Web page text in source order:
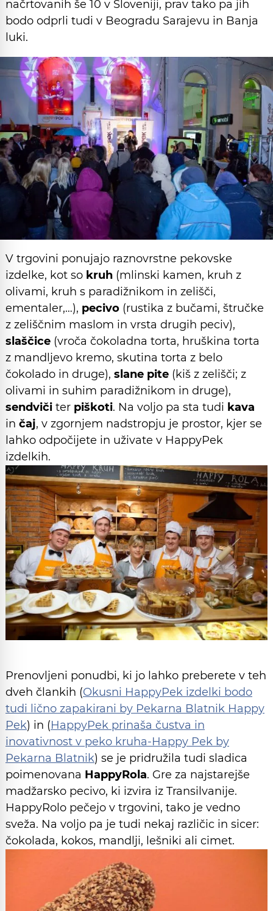
načrtovanih še 10 v Sloveniji, prav tako pa jih
bodo odprli tudi v Beogradu Sarajevu in Banja
luki.
V trgovini ponujajo raznovrstne pekovske
izdelke, kot so kruh (mlinski kamen, kruh z
olivami, kruh s paradižnikom in zelišči,
ementaler,…), pecivo (rustika z bučami, štručke
z zeliščnim maslom in vrsta drugih peciv),
slaščice (vroča čokoladna torta, hruškina torta
z mandljevo kremo, skutina torta z belo
čokolado in druge), slane pite (kiš z zelišči; z
olivami in suhim paradižnikom in druge),
sendviči ter piškoti. Na voljo pa sta tudi kava
in čaj, v zgornjem nadstropju je prostor, kjer se
lahko odpočijete in uživate v HappyPek
izdelkih.
Prenovljeni ponudbi, ki jo lahko preberete v teh
dveh člankih (Okusni HappyPek izdelki bodo
tudi lično zapakirani by Pekarna Blatnik Happy
Pek) in (HappyPek prinaša čustva in
inovativnost v peko kruha-Happy Pek by
Pekarna Blatnik) se je pridružila tudi sladica
poimenovana HappyRola. Gre za najstarejše
madžarsko pecivo, ki izvira iz Transilvanije.
HappyRolo pečejo v trgovini, tako je vedno
sveža. Na voljo pa je tudi nekaj različic in sicer:
čokolada, kokos, mandlji, lešniki ali cimet.